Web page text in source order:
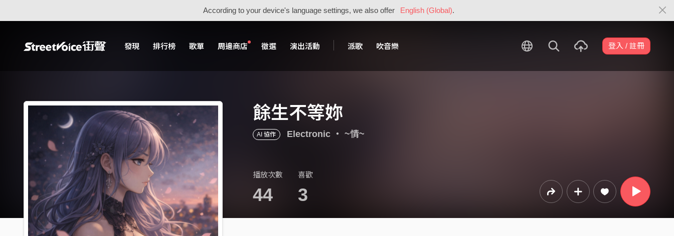
According to your device's language settings, we also offer English (Global).
發現 排行榜 歌單 周邊商店 徵選 演出活動 派歌 吹音樂 登入 / 註冊
餘生不等妳
AI 協作 Electronic・ ~情~
播放次數
44
喜歡
3